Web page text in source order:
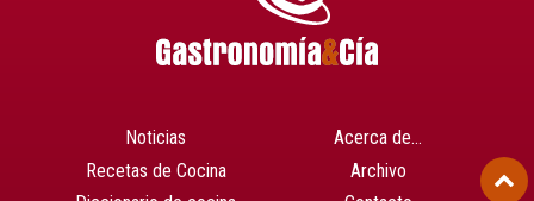
Noticias
Recetas de Cocina
Acerca de…
Archivo